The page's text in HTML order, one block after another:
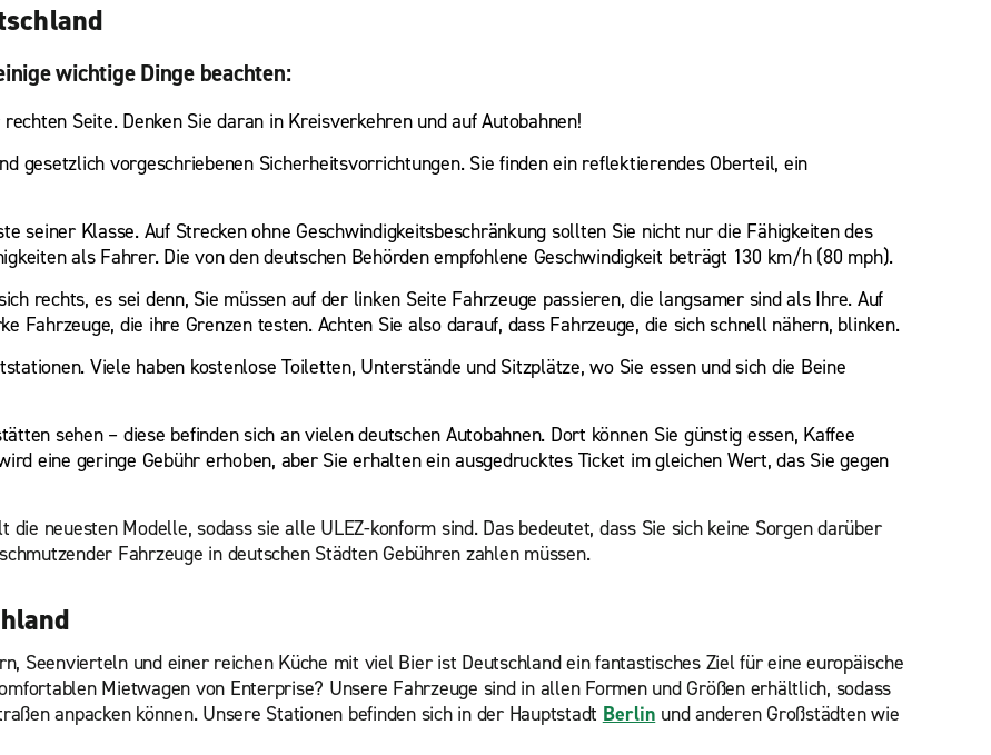
wichtige Dinge beachten:
Seite. Denken Sie daran in Kreisverkehren und auf Autobahnen!
gesetzlich vorgeschriebenen Sicherheitsvorrichtungen. Sie finden ein reflektierendes Oberteil, ein
seiner Klasse. Auf Strecken ohne Geschwindigkeitsbeschränkung sollten Sie nicht nur die Fähigkeiten des
als Fahrer. Die von den deutschen Behörden empfohlene Geschwindigkeit beträgt 130 km/h (80 mph).
rechts, es sei denn, Sie müssen auf der linken Seite Fahrzeuge passieren, die langsamer sind als Ihre. Auf
Fahrzeuge, die ihre Grenzen testen. Achten Sie also darauf, dass Fahrzeuge, die sich schnell nähern, blinken.
Viele haben kostenlose Toiletten, Unterstände und Sitzplätze, wo Sie essen und sich die Beine
sehen – diese befinden sich an vielen deutschen Autobahnen. Dort können Sie günstig essen, Kaffee
eine geringe Gebühr erhoben, aber Sie erhalten ein ausgedrucktes Ticket im gleichen Wert, das Sie gegen
neuesten Modelle, sodass sie alle ULEZ-konform sind. Das bedeutet, dass Sie sich keine Sorgen darüber
Fahrzeuge in deutschen Städten Gebühren zahlen müssen.
Seenvierteln und einer reichen Küche mit viel Bier ist Deutschland ein fantastisches Ziel für eine europäische
Mietwagen von Enterprise? Unsere Fahrzeuge sind in allen Formen und Größen erhältlich, sodass
anpacken können. Unsere Stationen befinden sich in der Hauptstadt Berlin und anderen Großstädten wie